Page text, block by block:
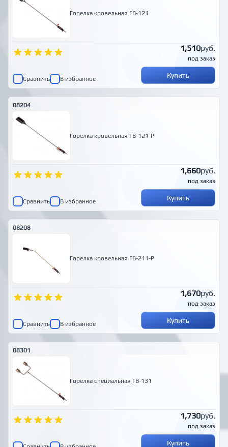
Горелка кровельная ГВ-121
1,510руб.
под заказ
Сравнить В избранное Купить
08204
Горелка кровельная ГВ-121-Р
1,660руб.
под заказ
Сравнить В избранное Купить
08208
Горелка кровельная ГВ-211-Р
1,670руб.
под заказ
Сравнить В избранное Купить
08301
Горелка специальная ГВ-131
1,730руб.
под заказ
Купить